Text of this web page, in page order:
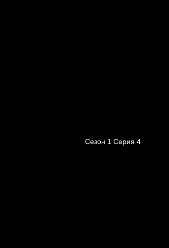
Сезон 1 Серия 4